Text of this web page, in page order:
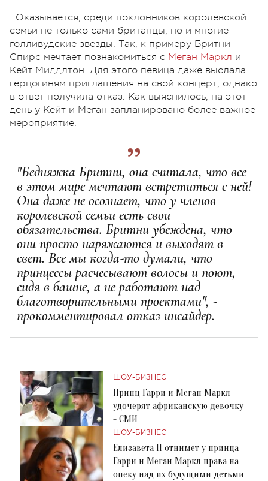
Оказывается, среди поклонников королевской
семьи не только сами британцы, но и многие
голливудские звезды. Так, к примеру Бритни
Спирс мечтает познакомиться с Меган Маркл и
Кейт Миддлтон. Для этого певица даже выслала
герцогиням приглашения на свой концерт, однако
в ответ получила отказ. Как выяснилось, на этот
день у Кейт и Меган запланировано более важное
мероприятие.
"Бедняжка Бритни, она считала, что все
в этом мире мечтают встретиться с ней!
Она даже не осознает, что у членов
королевской семьи есть свои
обязательства. Бритни убеждена, что
они просто наряжаются и выходят в
свет. Все мы когда-то думали, что
принцессы расчесывают волосы и поют,
сидя в башне, а не работают над
благотворительными проектами", -
прокомментировал отказ инсайдер.
ШОУ-БИЗНЕС
Принц Гарри и Меган Маркл
удочерят африканскую девочку
- СМИ
ШОУ-БИЗНЕС
Елизавета II отнимет у принца
Гарри и Меган Маркл права на
опеку над их будущими детьми